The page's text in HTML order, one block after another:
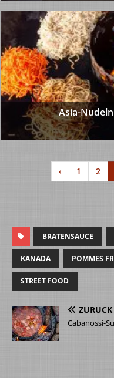
Asia-
‹ 1 2
BRATENSAUCE
KANADA POMMES
STREET FOOD
ZURÜCK
Cabanossi-